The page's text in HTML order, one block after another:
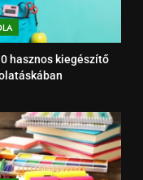
az
Írószerek árainak
kiegészítő az
hasznos kiegészítő